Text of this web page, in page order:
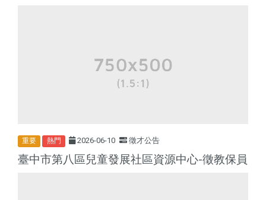
重要 熱門 2026-06-10 徵才公告
臺中市第八區兒童發展社區資源中心-徵教保員